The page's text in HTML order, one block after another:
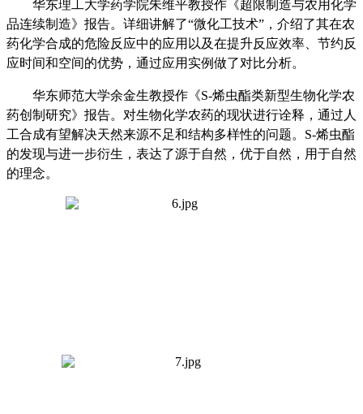
华东理工大学药学院朱维平教授作《超限制造与农用化学
品连续制造》报告。详细讲解了“微化工技术”，介绍了其在农
药化学合成的危险反应中的应用以及在提升反应效率、节约反
应时间和空间的优势，通过应用实例做了对比分析。
华东师范大学余金生教授作《S-烯虫酯类新型生物化学农
药创制研究》报告。对生物化学农药的现状进行诠释，通过人
工合成有望解决天然来源不足和结构多样性的问题。 S-烯虫酯
的发现与进一步衍生，表达了源于自然，优于自然，用于自然
的理念。